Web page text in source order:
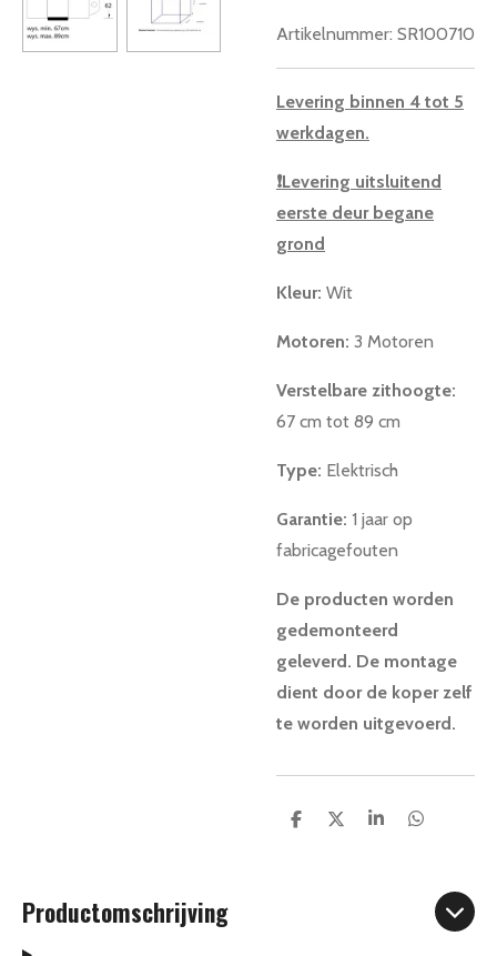
Artikelnummer: SR100710
Levering binnen 4 tot 5
werkdagen.
❗Levering uitsluitend
eerste deur begane
grond
Kleur: Wit
Motoren: 3 Motoren
Verstelbare zithoogte:
67 cm tot 89 cm
Type: Elektrisch
Garantie: 1 jaar op
fabricagefouten
De producten worden
gedemonteerd
geleverd. De montage
dient door de koper zelf
te worden uitgevoerd.
D
D
S
D
Productomschrijving